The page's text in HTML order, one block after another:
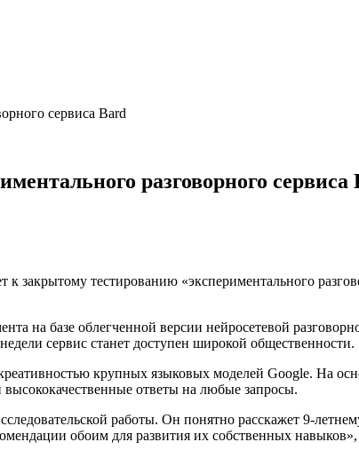
сервиса Bard
разговорного сервиса
закрытому тестированию «экспериментального
на базе облегченной версии нейросетевой
сервис станет доступен широкой общественности.
крупных языковых моделей Google. На
ответы на любые запросы.
работы. Он понятно расскажет 9-
обоим для развития их собственных навыков»,